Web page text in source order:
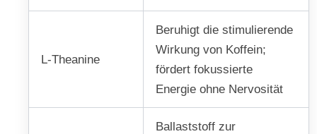
L-Theanine
Beruhigt die stimulierende
Wirkung von Koffein;
fördert fokussierte
Energie ohne Nervosität
Ballaststoff zur